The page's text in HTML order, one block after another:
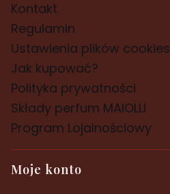
Kontakt
Regulamin
Ustawienia plików cookies
Jak kupować?
Polityka prywatności
Składy perfum MAIOLLI
Program Lojalnościowy
Moje konto